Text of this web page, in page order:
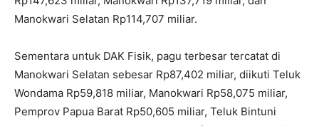
Manokwari Selatan Rp114,707 miliar.
Sementara untuk DAK Fisik, pagu terbesar tercatat di
Manokwari Selatan sebesar Rp87,402 miliar, diikuti Teluk
Wondama Rp59,818 miliar, Manokwari Rp58,075 miliar,
Pemprov Papua Barat Rp50,605 miliar, Teluk Bintuni